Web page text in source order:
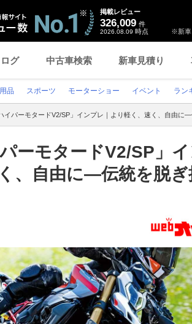
※新車
掲載レビュー
326,009 件
2026.08.09 時点
グ 中古車検索 新車見積り
品 スポーツ モーターショー イベント ラン
イパーモタードV2/SP」インプレ｜より軽く、速く、自由に
ーモタードV2/SP」
、自由に―伝統を脱ぎ